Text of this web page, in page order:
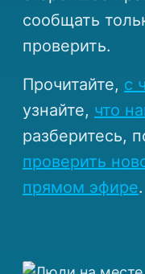
сообщать
проверить.
Прочитайте, с
узнайте, что
разберитесь,
проверить
прямом эфире.